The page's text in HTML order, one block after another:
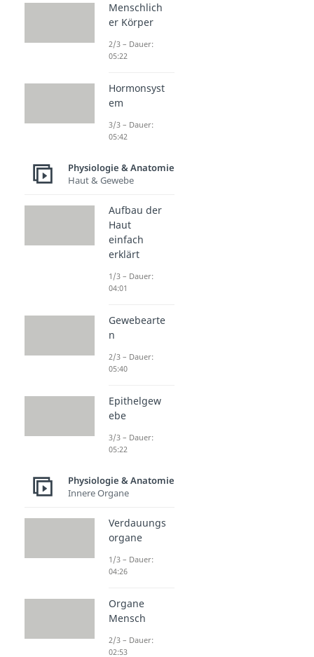
Menschlich
er Körper
2/3 – Dauer:
05:22
Hormonsyst
em
3/3 – Dauer:
05:42
Physiologie & Anatomie
Haut & Gewebe
Aufbau der
Haut
einfach
erklärt
1/3 – Dauer:
04:01
Gewebearte
n
2/3 – Dauer:
05:40
Epithelgew
ebe
3/3 – Dauer:
05:22
Physiologie & Anatomie
Innere Organe
Verdauungs
organe
1/3 – Dauer:
04:26
Organe
Mensch
2/3 – Dauer:
02:53